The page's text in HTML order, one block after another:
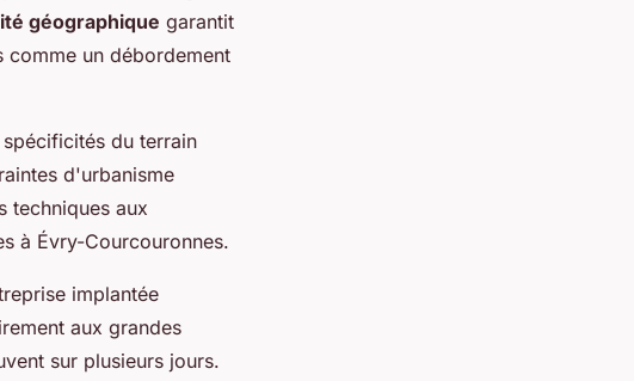
géographique garantit
comme un débordement
du terrain
d'urbanisme
techniques aux
à Évry-Courcouronnes.
implantée
aux grandes
sur plusieurs jours.